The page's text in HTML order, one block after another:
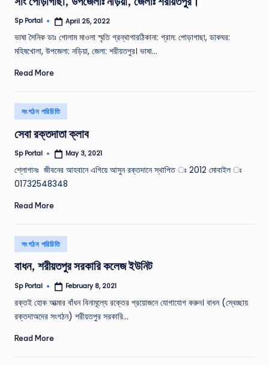
Posted
Sp Portal April 25, 2022
ভাষা সৈনিক ডাঃ গোলাম মাওলা স্মৃতি গ্রন্থাগারঠিকানা: গ্রাম: পোড়াগাছা, ডাকঘর:
মহিষখোলা, উপজেলা: নড়িয়া, জেলা: শরীয়তপুর। ভাষা…
Read More
Posted
in
সংগঠন পরিচিতি
সেবা রক্তদাতা ক্লাব
Posted
Sp Portal May 3, 2021
শ্লোগানঃ জীবনের আহবানে এগিয়ে আসুন রক্তদানে স্থাপিত ঃ 2012 মোবাইল ঃ
01732548348
Read More
Posted
in
সংগঠন পরিচিতি
বাধন, শরীয়তপুর সরকারি কলেজ ইউনিট
Posted
Sp Portal February 8, 2021
রক্তই হােক আত্মার বাঁধন বিনামূল্যে রক্তের প্রয়ােজনে যােগাযােগ করুন। বাধন (স্বেচ্ছায়
রক্তদাঅদের সংগঠন) শরীয়তপুর সরকারি…
Read More